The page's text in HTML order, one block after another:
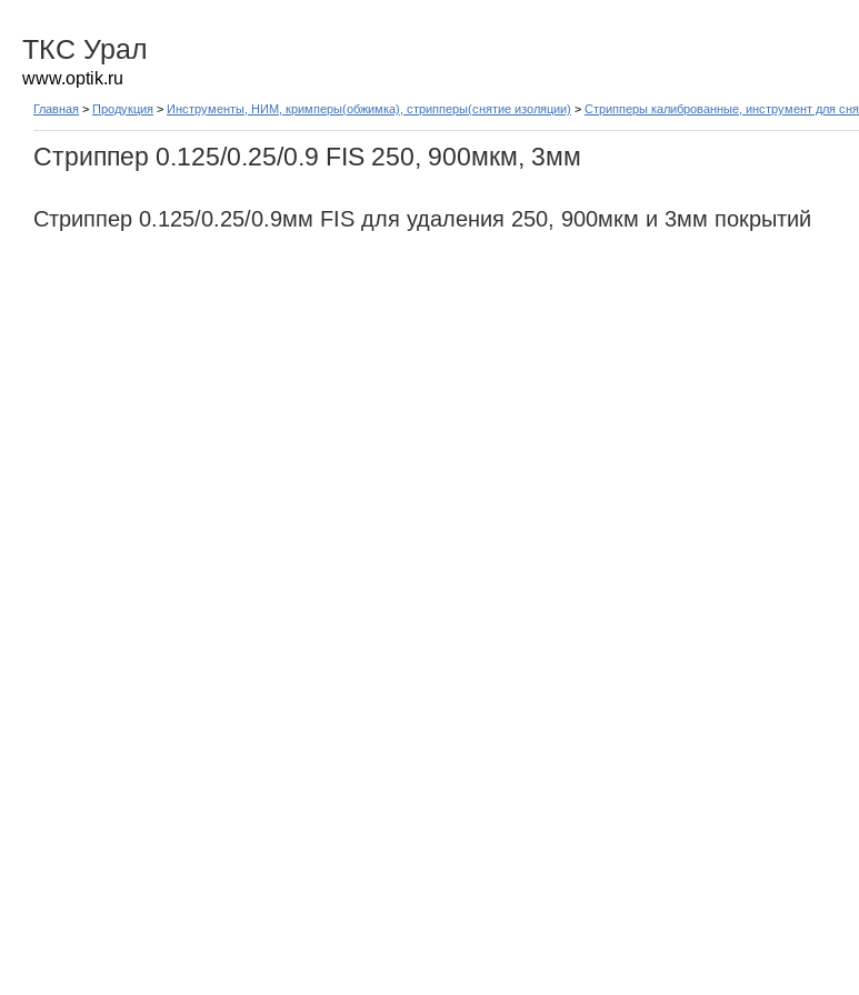
ТКС Урал
www.optik.ru
Главная > Продукция > Инструменты, НИМ, кримперы(обжимка), стрипперы(снятие изоляции) > Стрипперы калиброванные, инструмент для
Стриппер 0.125/0.25/0.9 FIS 250, 900мкм, 3мм
Стриппер 0.125/0.25/0.9мм FIS для удаления 250, 900мкм и 3мм покрытий